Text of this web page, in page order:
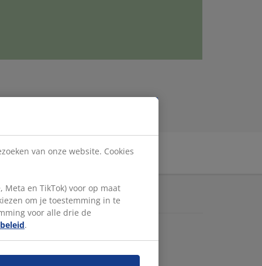
MEER OVER JYSK
van onze website. Cookies
en TikTok) voor op maat
om je toestemming in te
voor alle drie de
.